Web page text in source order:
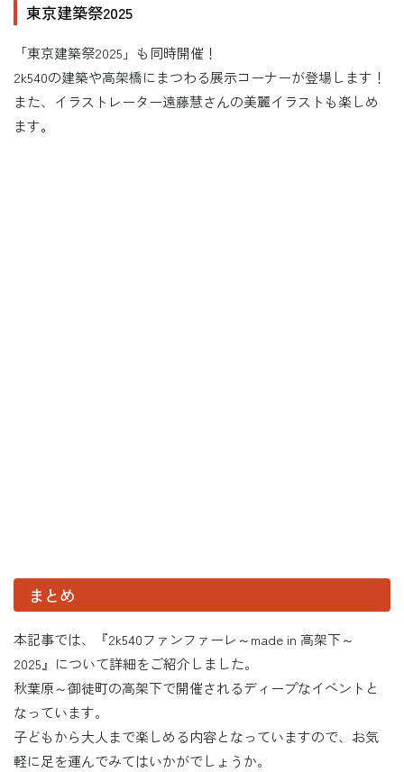
東京建築祭2025
「東京建築祭2025」も同時開催！
2k540の建築や高架橋にまつわる展示コーナーが登場します！
また、イラストレーター遠藤慧さんの美麗イラストも楽しめ
ます。
まとめ
本記事では、『2k540ファンファーレ～made in 高架下～
2025』について詳細をご紹介しました。
秋葉原～御徒町の高架下で開催されるディープなイベントと
なっています。
子どもから大人まで楽しめる内容となっていますので、お気
軽に足を運んでみてはいかがでしょうか。